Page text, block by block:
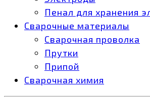
Пенал для хранения
Сварочные материалы
Сварочная проволка
Прутки
Припой
Сварочная химия